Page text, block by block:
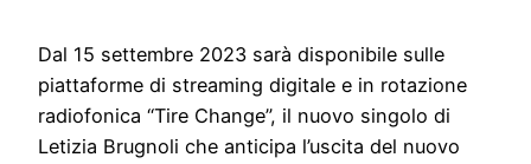
Dal 15 settembre 2023 sarà disponibile sulle
piattaforme di streaming digitale e in rotazione
radiofonica “Tire Change”, il nuovo singolo di
Letizia Brugnoli che anticipa l’uscita del nuovo